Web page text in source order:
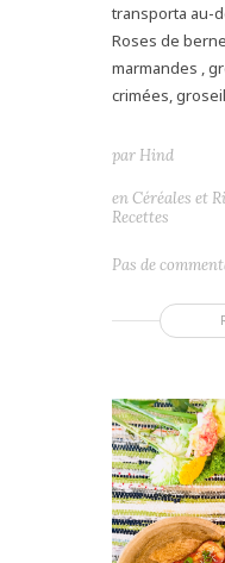
transporta au-
Roses de
marmandes ,
crimées,
par Hind
enCéréales et
Recettes
Pas de